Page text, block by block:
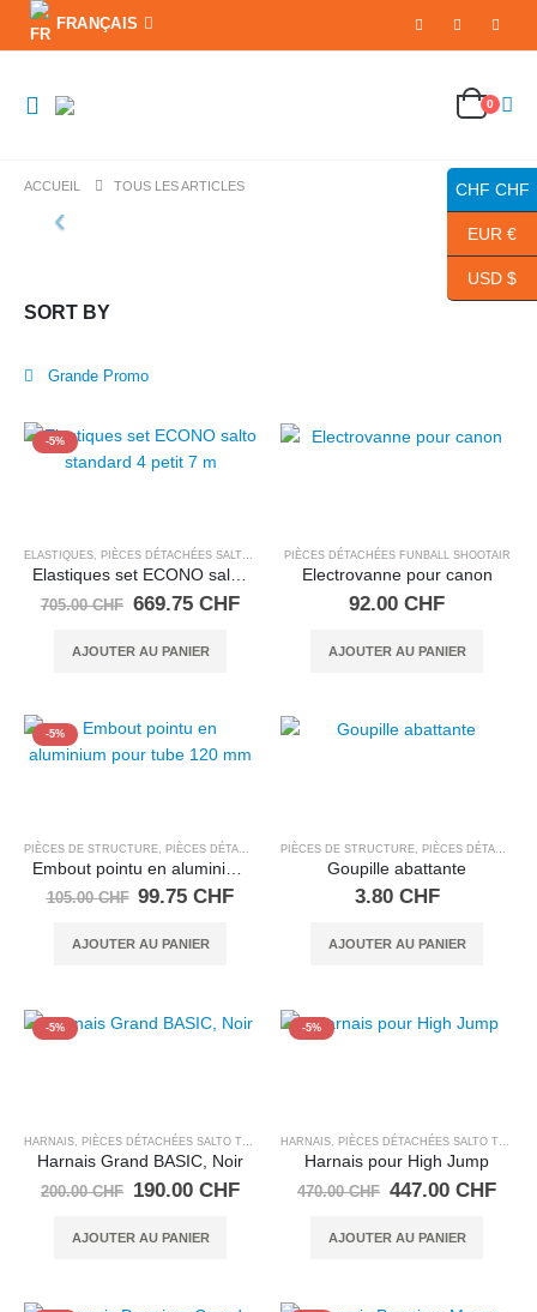
FRANÇAIS
0
ACCUEIL TOUS LES ARTICLES
SORT BY
Grande Promo
-5%
ELASTIQUES, PIÈCES DÉTACHÉES SALTO TRAMPOLINE
Elastiques set ECONO salto standard 4 petit 7 m
705.00CHF Le
initial
était :
669.75 CHFLe
AJOUTER AU PANIER
PIÈCES DÉTACHÉES FUNBALL SHOOTAIR
Electrovanne pour canon
92.00 CHF
AJOUTER AU PANIER
-5%
PIÈCES DE STRUCTURE PIÈCES DÉTACHÉES SALTO TRAMPOLINE
105.00CHF Le
initial
était :
99.75CHFLe
AJOUTER AU PANIER
PIÈCES DE STRUCTURE PIÈCES DÉTACHÉES SALTO TRAMPOLINE
Goupille abattante
3.80 CHF
AJOUTER AU PANIER
-5%
HARNAIS, PIÈCES DÉTACHÉES SALTO TRAMPOLINE
Harnais Grand BASIC, Noir
200.00CHF Le
initial
était :
190.00 CHFLe
AJOUTER AU PANIER
-5%
HARNAIS, PIÈCES DÉTACHÉES SALTO TRAMPOLINE
Harnais pour High Jump
470.00CHF Le
initial
était :
447.00 CHFLe
AJOUTER AU PANIER
CHF CHF
EUR €
USD $